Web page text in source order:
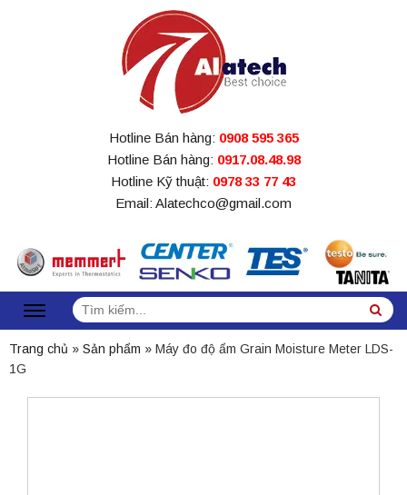
Hotline Bán hàng: 0908 595 365
Hotline Bán hàng: 0917.08.48.98
Hotline Kỹ thuật: 0978 33 77 43
Email: Alatechco@gmail.com
Tìm
kiếm:
Trang chủ » Sản phẩm » Máy đo độ ẩm Grain Moisture Meter LDS-
1G